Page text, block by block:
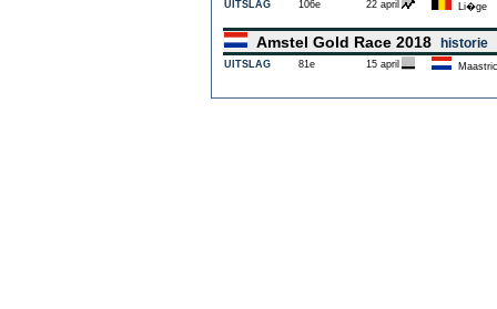
UITSLAG 106e 22 april Li�ge
Amstel Gold Race 2018 historie
UITSLAG 81e 15 april